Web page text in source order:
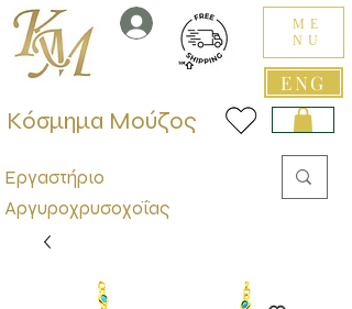
ENG
ME
NU
Εργαστήριο
Αργυροχρυσοχοΐας
Κόσμημα Μούζος